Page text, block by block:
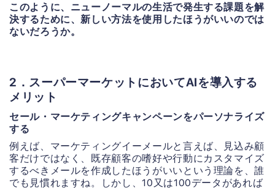
このように、ニューノーマルの生活で発生する課題を解
決するために、新しい方法を使用したほうがいいのでは
ないだろうか。
2．スーパーマーケットにおいてAIを導入する
メリット
セール・マーケティングキャンペーンをパーソナライズ
する
例えば、マーケティングイーメールと言えば、見込み顧
客だけではなく、既存顧客の嗜好や行動にカスタマイズ
するべきメールを作成したほうがいいという理論を、誰
でも見慣れますね。しかし、10又は100データがあれば